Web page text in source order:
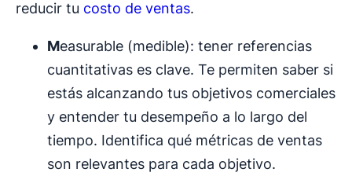
reducir tu costo de ventas.
Measurable (medible): tener referencias
cuantitativas es clave. Te permiten saber si
estás alcanzando tus objetivos comerciales
y entender tu desempeño a lo largo del
tiempo. Identifica qué métricas de ventas
son relevantes para cada objetivo.